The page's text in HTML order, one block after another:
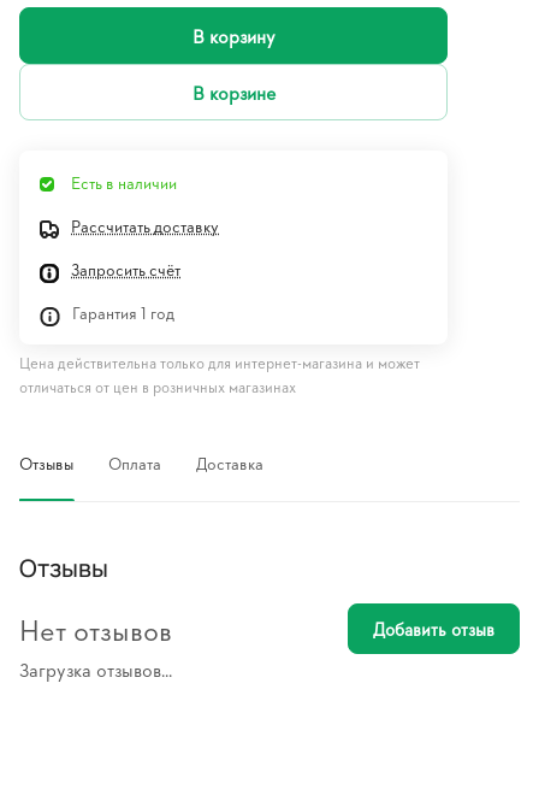
В корзину
В корзине
Есть в наличии
Рассчитать доставку
Запросить счёт
Гарантия 1 год
Цена действительна только для интернет-магазина и может
отличаться от цен в розничных магазинах
Отзывы Оплата Доставка
Отзывы
Загрузка отзывов...
Нет отзывов Добавить отзыв